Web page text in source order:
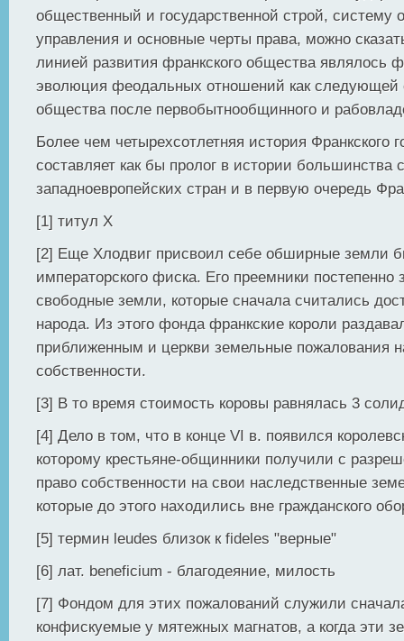
общественный и государственной строй, систему
управления и основные черты права, можно
линией развития франкского общества являлось
эволюция феодальных отношений как следующей
общества после первобытнообщинного и
Более чем четырехсотлетняя история Франкского
составляет как бы пролог в истории большинства
западноевропейских стран и в первую очередь
[1] титул X
[2] Еще Хлодвиг присвоил себе обширные земли
императорского фиска. Его преемники постепенно
свободные земли, которые сначала считались
народа. Из этого фонда франкские короли
приближенным и церкви земельные пожалования
собственности.
[3] В то время стоимость коровы равнялась 3
[4] Дело в том, что в конце VI в. появился
которому крестьяне-общинники получили с
право собственности на свои наследственные
которые до этого находились вне гражданского
[5] термин leudes близок к fideles "верные"
[6] лат. beneficium - благодеяние, милость
[7] Фондом для этих пожалований служили
конфискуемые у мятежных магнатов, а когда эти